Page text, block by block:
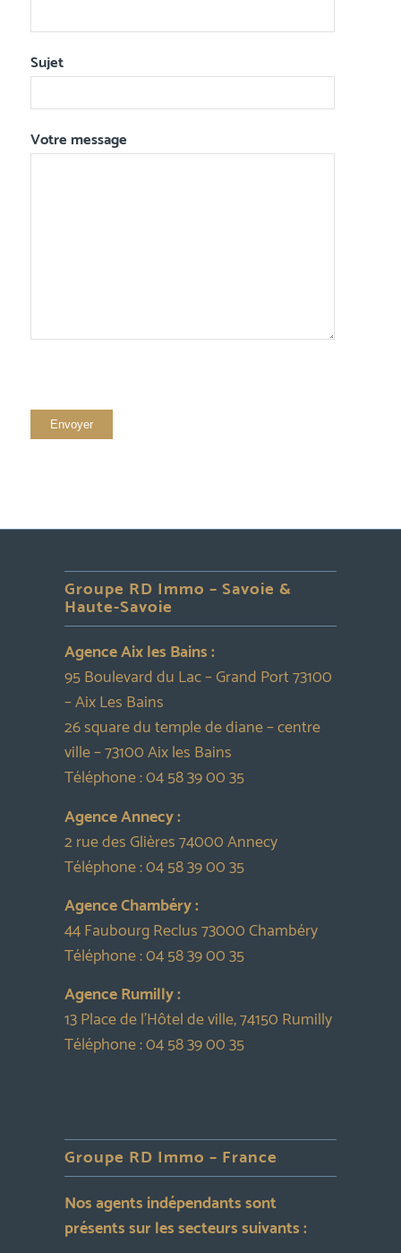
Sujet
Votre message
Groupe RD Immo – Savoie &
Haute-Savoie
Agence Aix les Bains :
95 Boulevard du Lac – Grand Port 73100
– Aix Les Bains
26 square du temple de diane – centre
ville – 73100 Aix les Bains
Téléphone :04 58 39 00 35
Agence Annecy :
2 rue des Glières 74000 Annecy
Téléphone :04 58 39 00 35
Agence Chambéry :
44 Faubourg Reclus 73000 Chambéry
Téléphone :04 58 39 00 35
Agence Rumilly :
13 Place de l’Hôtel de ville, 74150 Rumilly
Téléphone :04 58 39 00 35
Groupe RD Immo – France
Nos agents indépendants sont
présents sur les secteurs suivants :